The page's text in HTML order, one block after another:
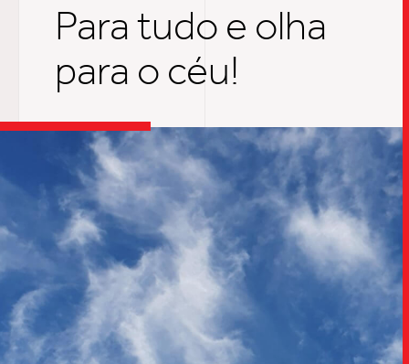
Para tudo e olha
para o céu!